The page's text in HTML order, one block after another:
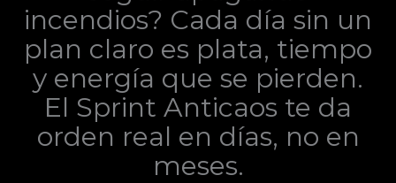
incendios? Cada día sin un
plan claro es plata, tiempo
y energía que se pierden.
El Sprint Anticaos te da
orden real en días, no en
meses.